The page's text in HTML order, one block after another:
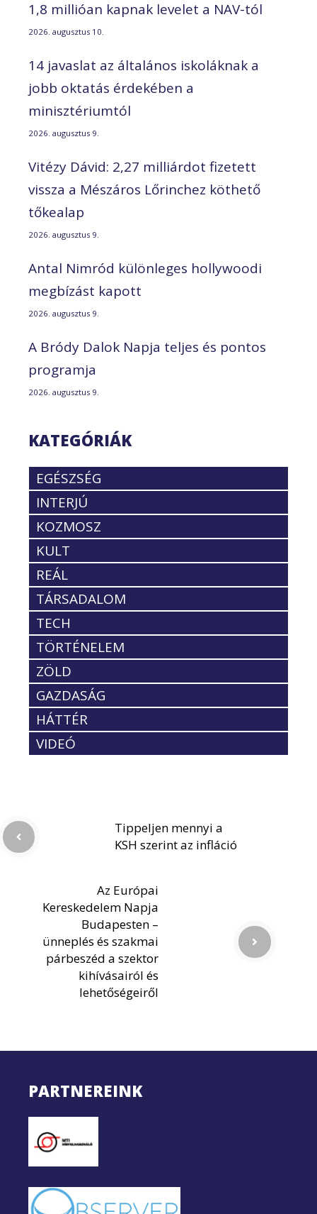
1,8 millióan kapnak levelet a NAV-tól
2026. augusztus 10.
14 javaslat az általános iskoláknak a
jobb oktatás érdekében a
minisztériumtól
2026. augusztus 9.
Vitézy Dávid: 2,27 milliárdot fizetett
vissza a Mészáros Lőrinchez köthető
tőkealap
2026. augusztus 9.
Antal Nimród különleges hollywoodi
megbízást kapott
2026. augusztus 9.
A Bródy Dalok Napja teljes és pontos
programja
2026. augusztus 9.
KATEGÓRIÁK
EGÉSZSÉG
INTERJÚ
KOZMOSZ
KULT
REÁL
TÁRSADALOM
TECH
TÖRTÉNELEM
ZÖLD
GAZDASÁG
HÁTTÉR
VIDEÓ
Tippeljen mennyi a
KSH szerint az infláció
Az Európai
Kereskedelem Napja
Budapesten –
ünneplés és szakmai
párbeszéd a szektor
kihívásairól és
lehetőségeiről
PARTNEREINK